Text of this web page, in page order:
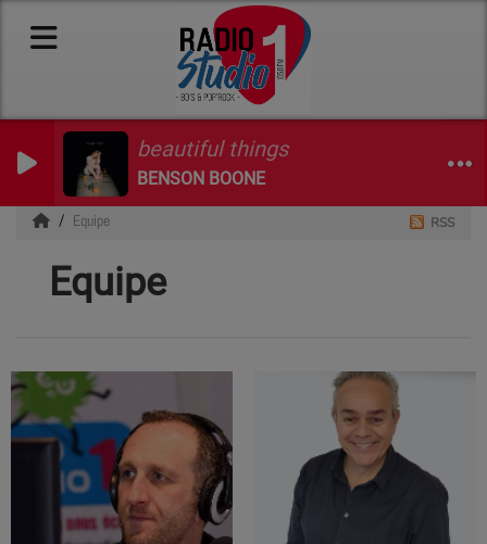
beautiful things
BENSON BOONE
Equipe
Equipe
RSS